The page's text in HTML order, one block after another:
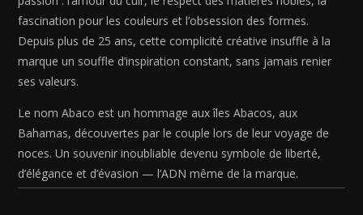
fascination pour les couleurs et l’obsession des formes.
Depuis plus de 25 ans, cette complicité créative insuffle à la
marque un souffle d’inspiration constant, sans jamais renier
ses valeurs.
Le nom Abaco est un hommage aux îles Abacos, aux
Bahamas, découvertes par le couple lors de leur voyage de
noces. Un souvenir inoubliable devenu symbole de liberté,
d’élégance et d’évasion — l’ADN même de la marque.